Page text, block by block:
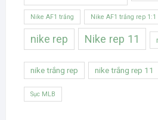
Nike AF1 trắng Nike AF1 trắng rep 1:1
nike rep Nike rep 11
nike trắng rep nike trắng rep 11
Sục MLB